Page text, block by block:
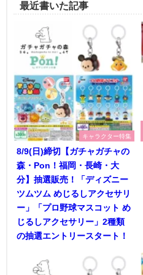
最近書いた記事
キャラクター特集
8/9(日)締切【ガチャガチャの
森・Pon！福岡・長崎・大
分】抽選販売！「ディズニー
ツムツム めじるしアクセサリ
ー」「プロ野球マスコット め
じるしアクセサリー」2種類
の抽選エントリースタート！